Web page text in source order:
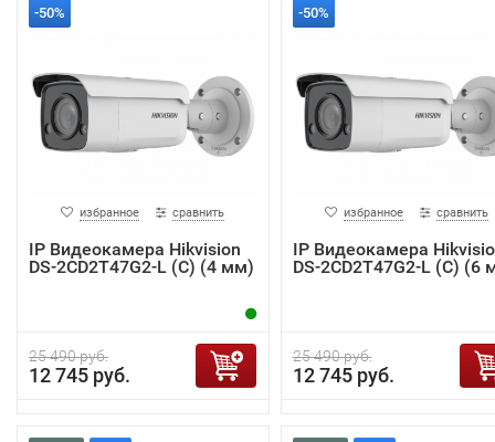
-50%
избранное сравнить
IP Видеокамера Hikvision
DS-2CD2T47G2-L (C) (4 мм)
25 490 руб.
12 745 руб.
-50%
избранное сравнить
IP Видеокамера
DS-2CD2T47G2-L (C) (6
25 490 руб.
12 745 руб.